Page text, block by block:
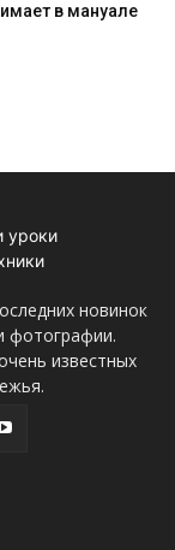
в мануале
новинок
фотографии.
известных